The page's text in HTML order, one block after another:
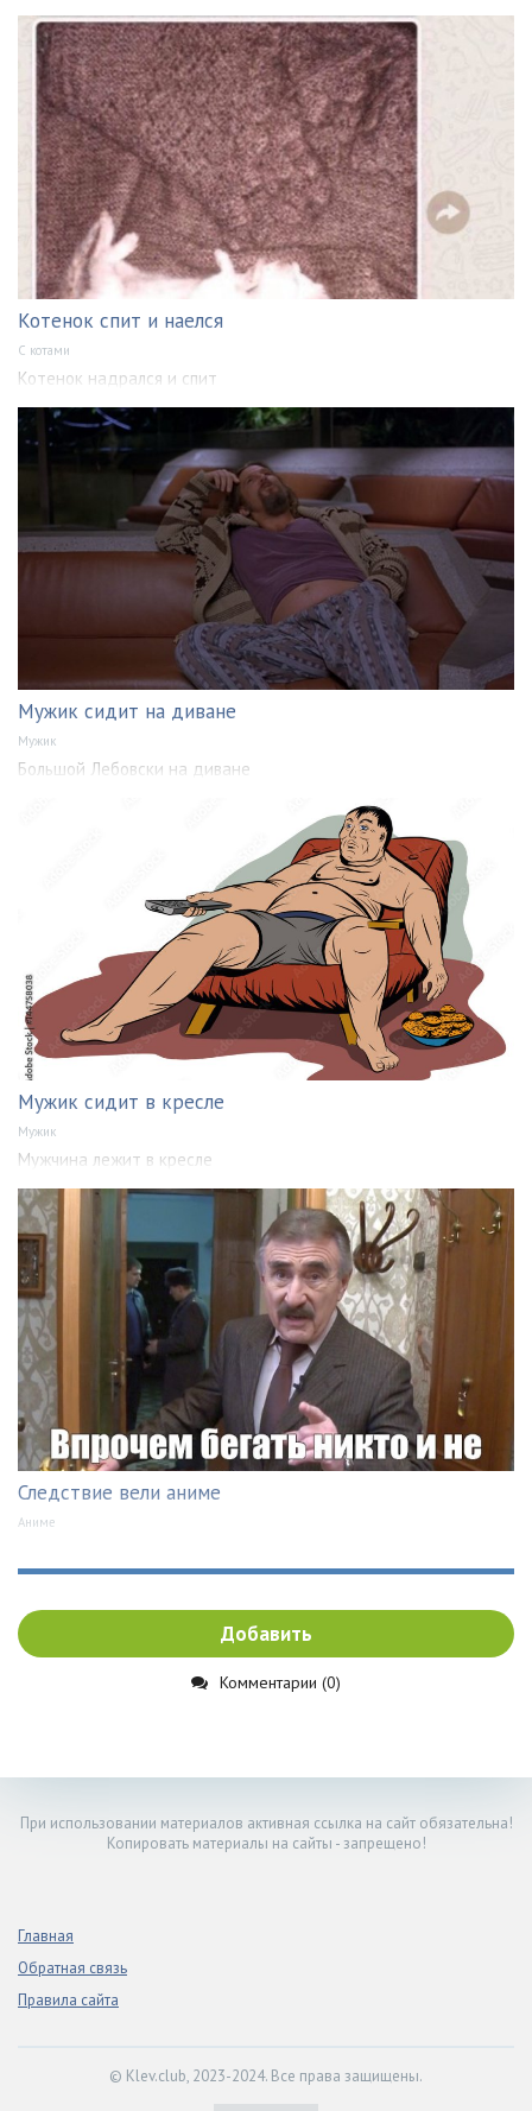
Котенок спит и наелся
С котами
Котенок надрался и спит
Мужик сидит на диване
Мужик
Большой Лебовски на диване
Мужик сидит в кресле
Мужик
Мужчина лежит в кресле
Следствие вели аниме
Аниме
Добавить
Комментарии (0)
При использовании материалов активная ссылка на сайт обязательна!
Копировать материалы на сайты - запрещено!
Главная
Обратная связь
Правила сайта
© Klev.club, 2023-2024. Все права защищены.